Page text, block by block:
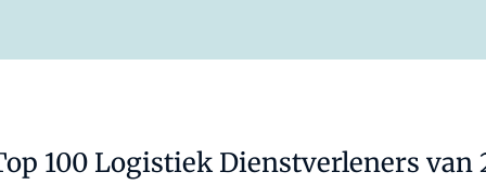
100 Logistiek Dienstverleners van